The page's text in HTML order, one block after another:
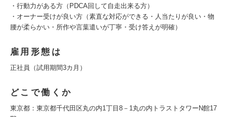
・行動力がある方（PDCA回して自走出来る方）
・オーナー受けが良い方（素直な対応ができる・人当たりが良い・物
腰が柔らかい・所作や言葉遣いが丁寧・受け答えが明確）
雇用形態は
正社員（試用期間3カ月）
どこで働くか
東京都：東京都千代田区丸の内1丁目8－1丸の内トラストタワーN館17